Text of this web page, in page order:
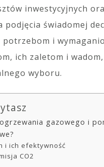
inwestycyjnych
podjęcia świadomej
potrzebom i
ich zaletom i
wyboru.
gazowego i
i ich efektywność
CO2